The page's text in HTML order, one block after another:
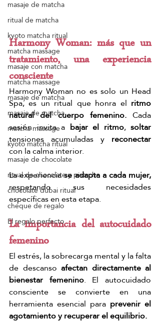
masaje de matcha
ritual de matcha
kyoto matcha ritual
matcha massage
masaje con matcha
matcha massage
masaje de matcha
masaje de matcha
matcha massage
kyoto matcha ritual
masaje de chocolate
ritual de chocolate y pistacho
chocolate dubai ritual
cheque de regalo
El regalo perfecto
Harmony Woman: más que un
tratamiento, una experiencia
consciente
Harmony Woman no es solo un Head
Spa, es un ritual que honra el ritmo
natural del cuerpo femenino. Cada
sesión invita a bajar el ritmo,
tensiones acumuladas y reconectar
con la calma interior.
La experiencia se adapta a cada mujer,
respetando sus necesidades
específicas en esta etapa.
La importancia del autocuidado
femenino
El estrés, la sobrecarga mental y la falta
de descanso afectan directamente al
bienestar femenino. El autocuidado
consciente se convierte en una
herramienta esencial para prevenir el
agotamiento y recuperar el equilibrio.